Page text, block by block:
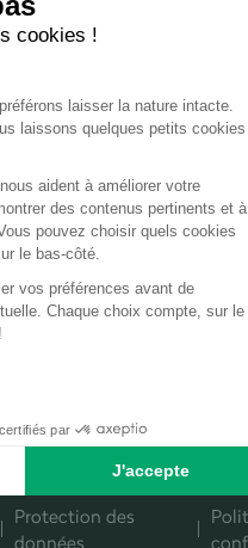
Protection des
données
cookies !
laisser la nature intacte.
laissons quelques petits cookies
aident à améliorer votre
des contenus pertinents et à
pouvez choisir quels cookies
le bas-côté.
vos préférences avant de
Chaque choix compte, sur le
par
J'accepte
: Personnalisez vos
et de gérer vos